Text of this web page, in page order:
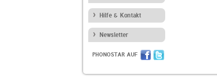
Hilfe & Kontakt
Newsletter
PHONOSTAR AUF